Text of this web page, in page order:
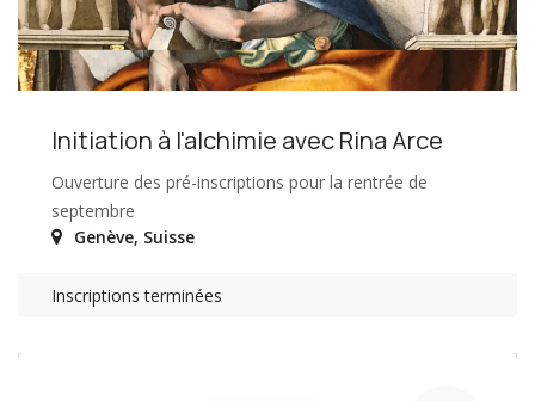
Initiation à l'alchimie avec Rina Arce
Ouverture des pré-inscriptions pour la rentrée de
septembre
Genève, Suisse
Inscriptions terminées